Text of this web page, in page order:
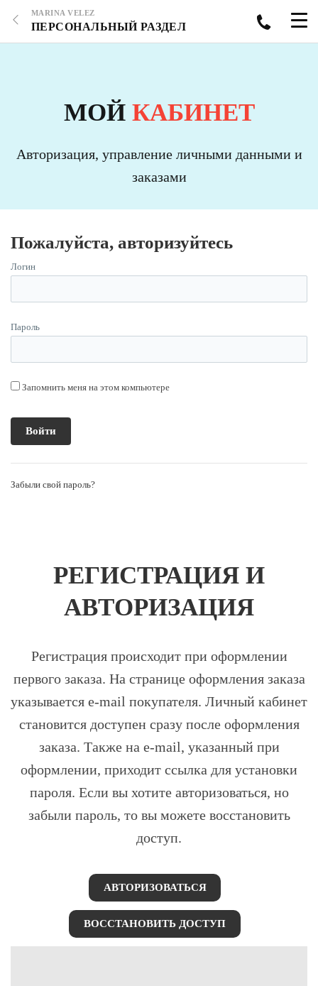
MARINA VELEZ
ПЕРСОНАЛЬНЫЙ РАЗДЕЛ
МОЙ КАБИНЕТ
Авторизация, управление личными данными и
заказами
Пожалуйста, авторизуйтесь
Логин
Пароль
Запомнить меня на этом компьютере
Забыли свой пароль?
РЕГИСТРАЦИЯ И
АВТОРИЗАЦИЯ
Регистрация происходит при оформлении
первого заказа. На странице оформления заказа
указывается e-mail покупателя. Личный кабинет
становится доступен сразу после оформления
заказа. Также на e-mail, указанный при
оформлении, приходит ссылка для установки
пароля. Если вы хотите авторизоваться, но
забыли пароль, то вы можете восстановить
доступ.
АВТОРИЗОВАТЬСЯ
ВОССТАНОВИТЬ ДОСТУП